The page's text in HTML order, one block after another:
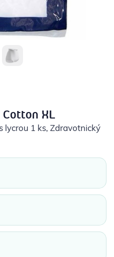
XL
lycrou 1 ks, Zdravotnický